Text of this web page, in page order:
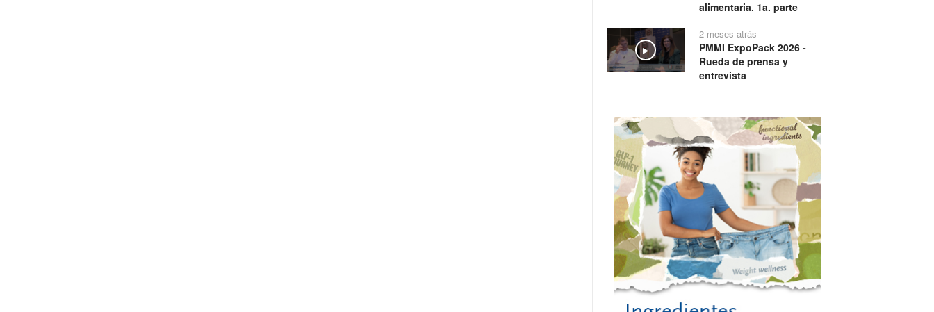
alimentaria. 1a. parte
Play
2 meses atrás
PMMI ExpoPack 2026 -
Rueda de prensa y
entrevista